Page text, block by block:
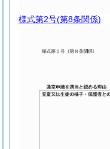
様式第2号(第8条関係)